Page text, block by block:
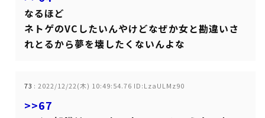
なるほど
ネトゲのVCしたいんやけどなぜか女と勘違いさ
れとるから夢を壊したくないんよな
73 : 2022/12/22(木) 10:49:54.76 ID:LzaULMz90
>>67